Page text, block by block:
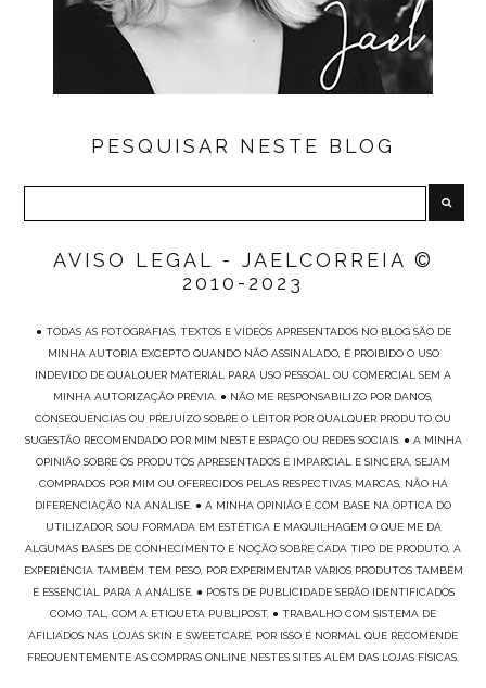
PESQUISAR NESTE BLOG
AVISO LEGAL - JAELCORREIA ©
2010-2023
● TODAS AS FOTOGRAFIAS, TEXTOS E VÍDEOS APRESENTADOS NO BLOG SÃO DE
MINHA AUTORIA EXCEPTO QUANDO NÃO ASSINALADO, É PROIBIDO O USO
INDEVIDO DE QUALQUER MATERIAL PARA USO PESSOAL OU COMERCIAL SEM A
MINHA AUTORIZAÇÃO PRÉVIA. ● NÃO ME RESPONSABILIZO POR DANOS,
CONSEQUÊNCIAS OU PREJUÍZO SOBRE O LEITOR POR QUALQUER PRODUTO OU
SUGESTÃO RECOMENDADO POR MIM NESTE ESPAÇO OU REDES SOCIAIS. ● A MINHA
OPINIÃO SOBRE OS PRODUTOS APRESENTADOS É IMPARCIAL E SINCERA, SEJAM
COMPRADOS POR MIM OU OFERECIDOS PELAS RESPECTIVAS MARCAS, NÃO HÁ
DIFERENCIAÇÃO NA ANÁLISE. ● A MINHA OPINIÃO É COM BASE NA ÓPTICA DO
UTILIZADOR, SOU FORMADA EM ESTÉTICA E MAQUILHAGEM O QUE ME DÁ
ALGUMAS BASES DE CONHECIMENTO E NOÇÃO SOBRE CADA TIPO DE PRODUTO, A
EXPERIÊNCIA TAMBÉM TEM PESO, POR EXPERIMENTAR VÁRIOS PRODUTOS TAMBÉM
É ESSENCIAL PARA A ANÁLISE. ● POSTS DE PUBLICIDADE SERÃO IDENTIFICADOS
COMO TAL, COM A ETIQUETA PUBLIPOST. ● TRABALHO COM SISTEMA DE
AFILIADOS NAS LOJAS SKIN E SWEETCARE, POR ISSO É NORMAL QUE RECOMENDE
FREQUENTEMENTE AS COMPRAS ONLINE NESTES SITES ALÉM DAS LOJAS FÍSICAS.